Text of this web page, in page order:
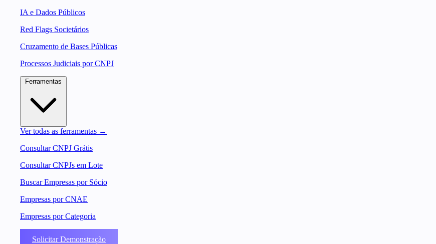
IA e Dados Públicos
Red Flags Societários
Cruzamento de Bases Públicas
Processos Judiciais por CNPJ
Ver todas as ferramentas →
Consultar CNPJ Grátis
Consultar CNPJs em Lote
Buscar Empresas por Sócio
Empresas por CNAE
Empresas por Categoria
Solicitar Demonstração